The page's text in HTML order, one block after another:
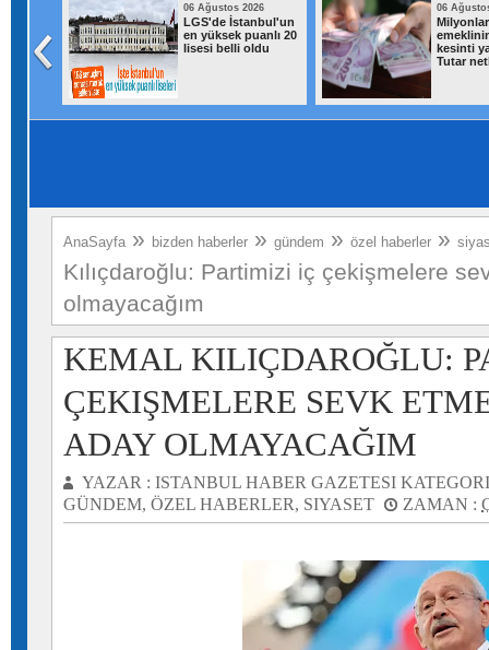
06 Ağustos 2026
LGS'de İstanbul'un
en yüksek puanlı 20
lisesi belli oldu
06
kesinti
Tutar
AnaSayfa » bizden haberler » gündem » özel haberler »
Kılıçdaroğlu: Partimizi iç çekişmelere
olmayacağım
KEMAL KILIÇDAROĞLU:
ÇEKIŞMELERE SEVK
ADAY OLMAYACAĞIM
YAZAR : ISTANBUL HABER GAZETESI
GÜNDEM, ÖZEL HABERLER, SIYASET ZAMAN :